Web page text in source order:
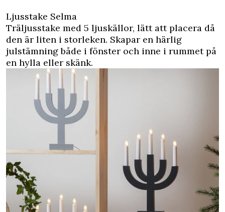
Ljusstake Selma
Träljusstake med 5 ljuskällor, lätt att placera då
den är liten i storleken. Skapar en härlig
julstämning både i fönster och inne i rummet på
en hylla eller skänk.